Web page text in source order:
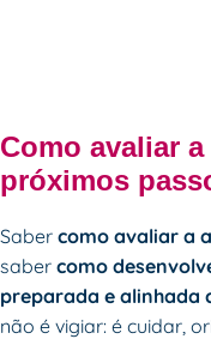
Como avaliar
próximos
Saber como avaliar a
saber como
preparada e alinhada
não é vigiar: é cuidar,